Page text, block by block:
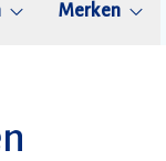
Merken